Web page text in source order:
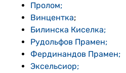
Пролом;
Винцентка;
Билинска Киселка;
Рудольфов Прамен;
Фердинандов Прамен;
Эксельсиор;